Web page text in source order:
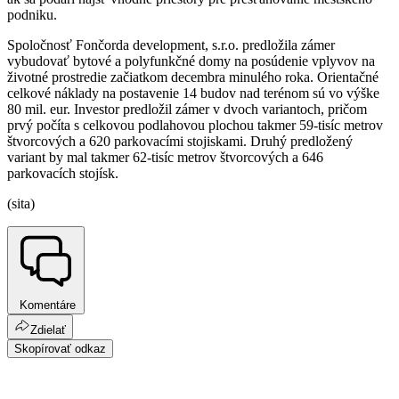
podniku.
Spoločnosť Fončorda development, s.r.o. predložila zámer
vybudovať bytové a polyfunkčné domy na posúdenie vplyvov na
životné prostredie začiatkom decembra minulého roka. Orientačné
celkové náklady na postavenie 14 budov nad terénom sú vo výške
80 mil. eur. Investor predložil zámer v dvoch variantoch, pričom
prvý počíta s celkovou podlahovou plochou takmer 59-tisíc metrov
štvorcových a 620 parkovacími stojiskami. Druhý predložený
variant by mal takmer 62-tisíc metrov štvorcových a 646
parkovacích stojísk.
(sita)
Komentáre
Zdielať
Skopírovať odkaz